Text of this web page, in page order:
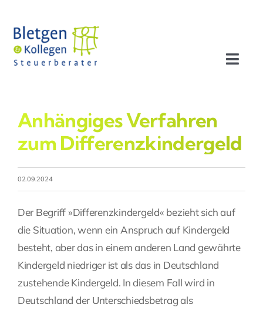
Inhalt
springen
Profil
Leistungen
Team
Stellenangebote
Fragen Sie Ihre Kanzlei
Anhängiges Verfahren
zum Differenzkindergeld
02.09.2024
Der Begriff »Differenzkindergeld« bezieht sich auf
die Situation, wenn ein Anspruch auf Kindergeld
besteht, aber das in einem anderen Land gewährte
Kindergeld niedriger ist als das in Deutschland
zustehende Kindergeld. In diesem Fall wird in
Deutschland der Unterschiedsbetrag als